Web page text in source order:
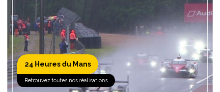
24 Heures du Mans
Retrouvez toutes nos réalisations
EN SAVOIR +